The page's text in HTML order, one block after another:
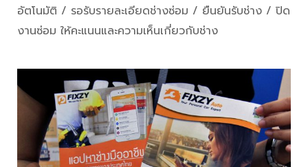
อัตโนมัติ / รอรับรายละเอียดช่างซ่อม / ยืนยันรับช่าง / ปิด
งานซ่อม ให้คะแนนและความเห็นเกี่ยวกับช่าง